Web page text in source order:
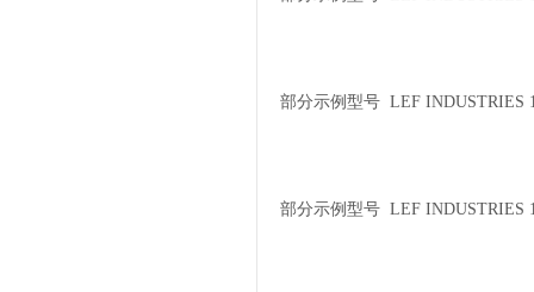
部分示例型号 LEF INDUSTRIES
部分示例型号 LEF INDUSTRIES